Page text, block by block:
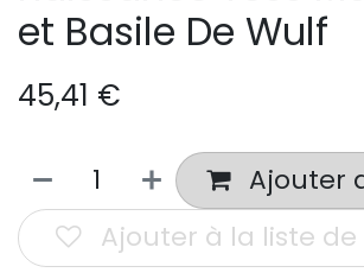
et Basile De Wulf
45,41 €
Ajouter
Ajouter à la liste